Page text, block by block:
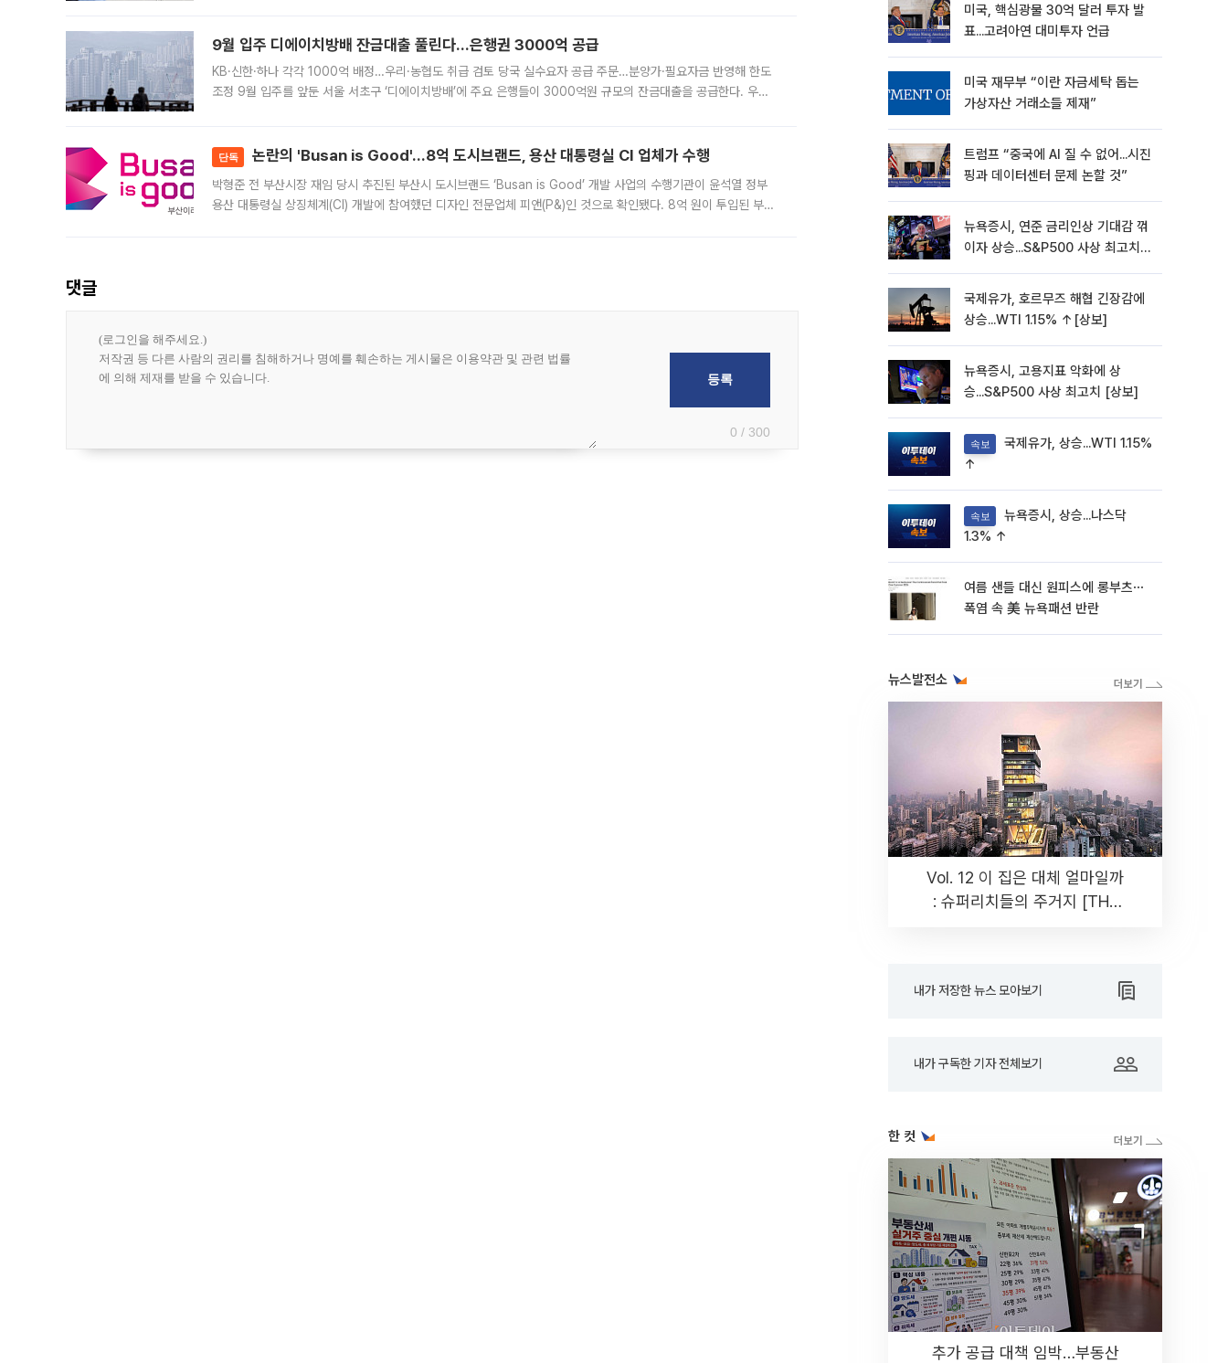
9월 입주 디에이치방배 잔금대출 풀린다…은행권 3000억 공급
KB·신한·하나 각각 1000억 배정…우리·농협도 취급 검토 당국 실수요자 공급 주문…분양가·필요자금 반영해 한도
조정 9월 입주를 앞둔 서울 서초구 ‘디에이치방배’에 주요 은행들이 3000억원 규모의 잔금대출을 공급한다. 우리
단독 논란의 'Busan is Good'…8억 도시브랜드, 용산 대통령실 CI 업체가 수행
박형준 전 부산시장 재임 당시 추진된 부산시 도시브랜드 ‘Busan is Good’ 개발 사업의 수행기관이 윤석열 정부
용산 대통령실 상징체계(CI) 개발에 참여했던 디자인 전문업체 피앤(P&)인 것으로 확인됐다. 8억 원이 투입된 부산
댓글
0 / 300
미국, 핵심광물 30억 달러 투자 발
표...고려아연 대미투자 언급
미국 재무부 “이란 자금세탁 돕는
가상자산 거래소들 제재”
트럼프 “중국에 AI 질 수 없어...시진
핑과 데이터센터 문제 논할 것”
뉴욕증시, 연준 금리인상 기대감 꺾
이자 상승...S&P500 사상 최고치
국제유가, 호르무즈 해협 긴장감에
상승...WTI 1.15% ↑[상보]
뉴욕증시, 고용지표 악화에 상
승...S&P500 사상 최고치 [상보]
속보
↑
속보
1.3% ↑
여름 샌들 대신 원피스에 롱부츠⋯
폭염 속 美 뉴욕패션 반란
뉴스발전소
Vol. 12 이 집은 대체 얼마일까
: 슈퍼리치들의 주거지 [THE
내가 저장한 뉴스 모아보기
내가 구독한 기자 전체보기
한 컷
추가 공급 대책 임박…부동산